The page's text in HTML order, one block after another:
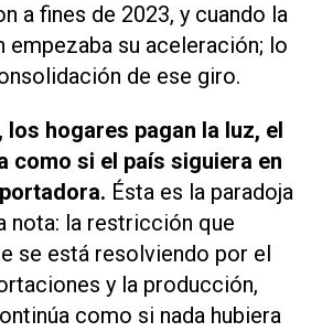
a fines de 2023, y cuando la
empezaba su aceleración; lo
de ese giro.
hogares pagan la luz, el
como si el país siguiera en
Ésta es la paradoja
nota: la restricción que
se está resolviendo por el
y la producción,
como si nada hubiera